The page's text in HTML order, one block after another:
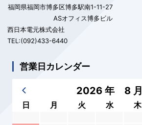
福岡県福岡市博多区博多駅南1-11-27
ASオフィス博多ビル
西日本電元株式会社
TEL:(092)433-6440
営業日カレンダー
2026 年 8 月
日 月 火 水 木